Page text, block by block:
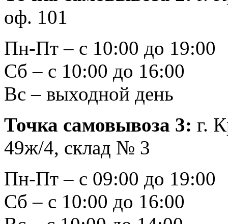
оф. 101
Пн-Пт – с 10:00 до 19:00
Сб – с 10:00 до 16:00
Вс – выходной день
Точка самовывоза 3: г.
49ж/4, склад № 3
Пн-Пт – с 09:00 до 19:00
Сб – с 10:00 до 16:00